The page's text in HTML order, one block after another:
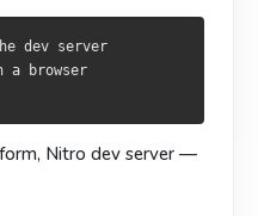
tailwindcss'],
讲环境变量覆盖、
、TypeScript 集成等内容，
tailwindcss'],
境變數覆寫、 runtimeConfig
整合等細節，不過目前已可
dev server
a browser
Nitro dev server —